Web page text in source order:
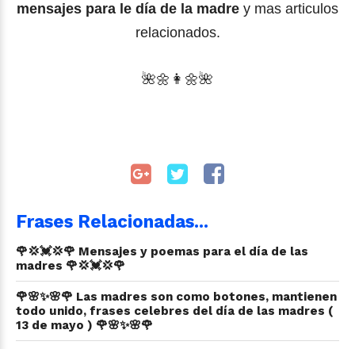
mensajes para le día de la madre y mas articulos
relacionados.
🌺🌼 👩🌼🌺
Frases Relacionadas...
🌹💢💓💢🌹 Mensajes y poemas para el día de las
madres 🌹💢💓💢🌹
🌹🌸✨🌸🌹 Las madres son como botones, mantienen
todo unido, frases celebres del día de las madres (
13 de mayo ) 🌹🌸✨🌸🌹